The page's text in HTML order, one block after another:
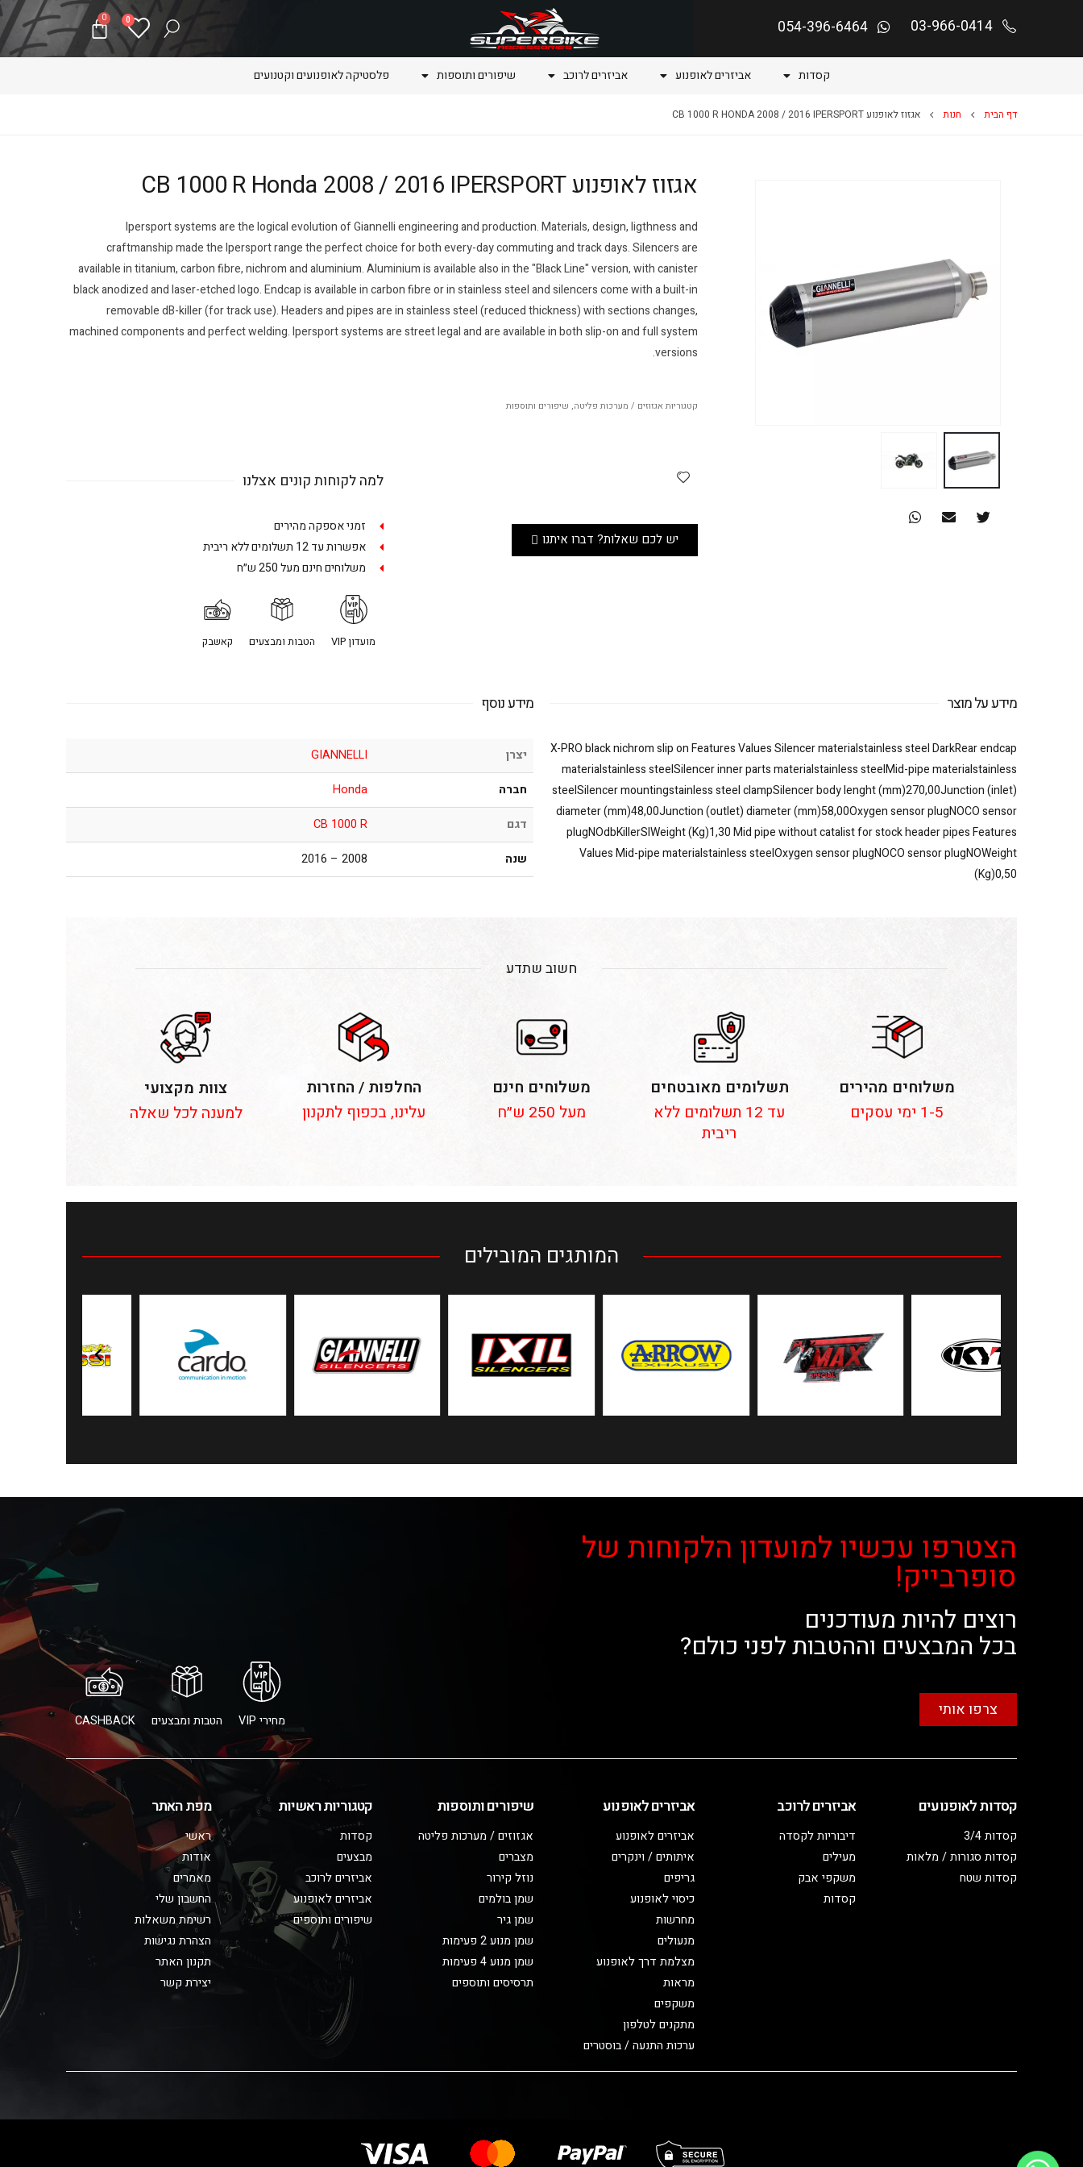
03-966-0414
054-396-6464
0
0
קסדות אביזרים לאופנוע אביזרים לרוכב שיפורים ותוספות פלסטיקה לאופנועים וקטנועים
דף הבית חנות אגזוז לאופנוע CB 1000 R HONDA 2008 / 2016 IPERSPORT
אגזוז לאופנוע CB 1000 R Honda 2008 / 2016 IPERSPORT
Ipersport systems are the logical evolution of Giannelli engineering and production. Materials, design, ligthness and
craftmanship made the Ipersport range the perfect choice for both every-day commuting and track days. Silencers are
available in titanium, carbon fibre, nichrom and aluminium. Aluminium is available also in the "Black Line" version, with canister
black anodized and laser-etched logo. Endcap is available in carbon fibre or in stainless steel and silencers come with a built-in
removable dB-killer (for track use). Headers and pipes are in stainless steel (reduced thickness) with sections changes,
machined components and perfect welding. Ipersport systems are street legal and are available in both slip-on and full system
versions.
קטגוריותאגזוזים / מערכות פליטה, שיפורים ותוספות
יש לכם שאלות? דברו איתנו
למה לקוחות קונים אצלנו
זמני אספקה מהירים
אפשרות עד 12 תשלומים ללא ריבית
משלוחים חינם מעל 250 ש״ח
מועדון VIP הטבות ומבצעים קאשבק
מידע על מוצר
X-PRO black nichrom slip on Features Values Silencer materialstainless steel DarkRear endcap
materialstainless steelSilencer inner parts materialstainless steelMid-pipe materialstainless
steelSilencer mountingstainless steel clampSilencer body lenght (mm)270,00Junction (inlet)
diameter (mm)48,00Junction (outlet) diameter (mm)58,00Oxygen sensor plugNOCO sensor
plugNOdbKillerSIWeight (Kg)1,30 Mid pipe without catalist for stock header pipes Features
Values Mid-pipe materialstainless steelOxygen sensor plugNOCO sensor plugNOWeight
(Kg)0,50
מידע נוסף
יצרן GIANNELLI
חברה Honda
דגם CB 1000 R
שנה 2008 – 2016
חשוב שתדע
משלוחים מהירים
1-5 ימי עסקים
תשלומים מאובטחים
עד 12 תשלומים ללא
ריבית
משלוחים חינם
מעל 250 ש״ח
החלפות / החזרות
עלינו, בכפוף לתקנון
צוות מקצועי
למענה לכל שאלה
המותגים המובילים
הצטרפו עכשיו למועדון הלקוחות של
סופרבייק!
רוצים להיות מעודכנים
בכל המבצעים וההטבות לפני כולם?
צרפו אותי
מחירי VIP הטבות ומבצעים CASHBACK
קסדות לאופנועים
קסדות 3/4
קסדות סגורות / מלאות
קסדות שטח
אביזרים לרוכב
דיבוריות לקסדה
מעילים
משקפי אבק
קסדות
אביזרים לאופנוע
אביזרים לאופנוע
איתותים / וינקרים
גריפים
כיסוי לאופנוע
מחרשות
מנעולים
מצלמת דרך לאופנוע
מראות
משקפים
מתקנים לטלפון
ערכות התנעה / בוסטרים
שיפורים ותוספות
אגזוזים / מערכות פליטה
מצברים
נוזל קירור
שמן בולמים
שמן גיר
שמן מנוע 2 פעימות
שמן מנוע 4 פעימות
תרסיסים ותוספים
קטגוריות ראשיות
קסדות
מבצעים
אביזרים לרוכב
אביזרים לאופנוע
שיפורים ותוספים
מפת האתר
ראשי
אודות
מאמרים
החשבון שלי
רשימת משאלות
הצהרת נגישות
תקנון האתר
יצירת קשר